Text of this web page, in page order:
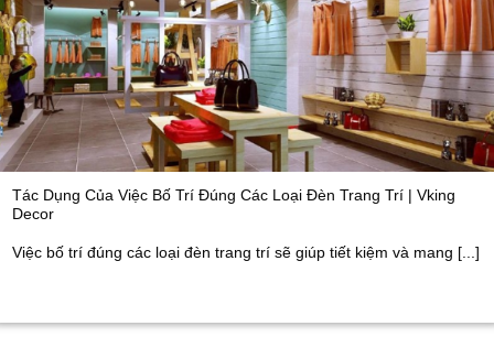
Tác Dụng Của Việc Bố Trí Đúng Các Loại Đèn Trang Trí | Vking
Decor
Việc bố trí đúng các loại đèn trang trí sẽ giúp tiết kiệm và mang [...]